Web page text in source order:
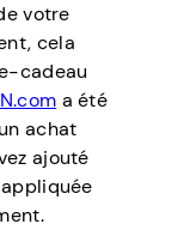
votre
cela
cadeau
a été
achat
ajouté